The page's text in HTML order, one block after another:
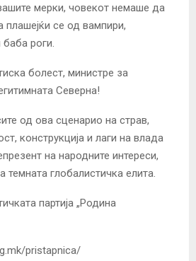
мерки, човекот немаше да
плашејќи се од вампири,
роги.
болест, министре за
Северна!
од ова сценарио на страв,
конструкција и лаги на влада
на народните интереси,
темната глобалистичка елита.
партија „Родина
pristapnica/